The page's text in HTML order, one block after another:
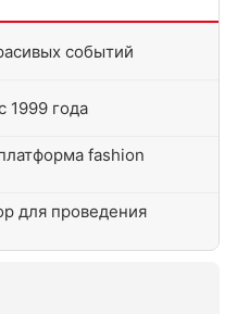
событий
1999 года
fashion
для проведения